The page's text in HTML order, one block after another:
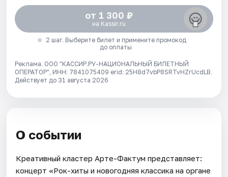
от 1 300 ₽
на Kassir.ru
2 шаг. Выберите билет и примените промокод
до оплаты
Реклама. ООО "КАССИР.РУ-НАЦИОНАЛЬНЫЙ БИЛЕТНЫЙ
ОПЕРАТОР", ИНН: 7841075409 erid: 25H8d7vbP8SRTvHZrUcdLB.
Действует до 31 августа 2026
О событии
Креативный кластер Арте-Фактум представляет:
концерт «Рок-хиты и новогодняя классика на органе